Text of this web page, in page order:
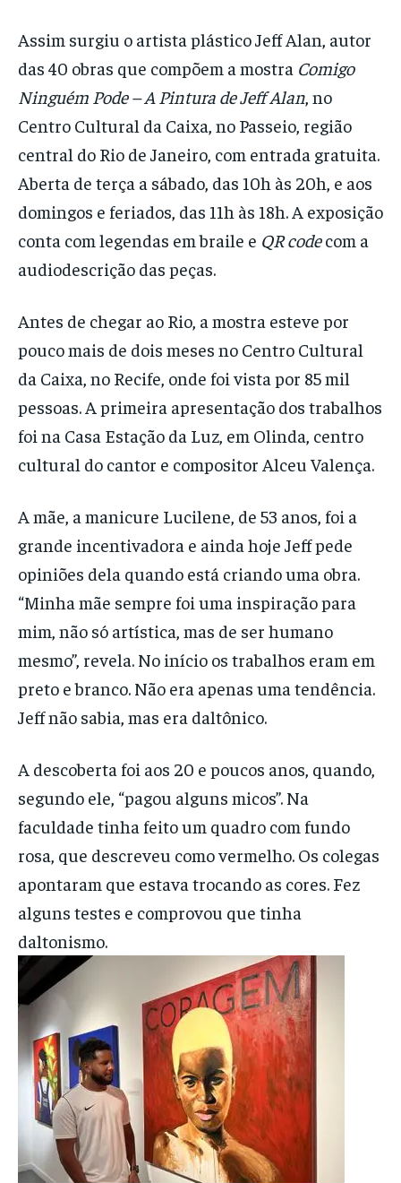
Assim surgiu o artista plástico Jeff Alan, autor
das 40 obras que compõem a mostra Comigo
Ninguém Pode – A Pintura de Jeff Alan, no
Centro Cultural da Caixa, no Passeio, região
central do Rio de Janeiro, com entrada gratuita.
Aberta de terça a sábado, das 10h às 20h, e aos
domingos e feriados, das 11h às 18h. A exposição
conta com legendas em braile e QR codecom a
audiodescrição das peças.
Antes de chegar ao Rio, a mostra esteve por
pouco mais de dois meses no Centro Cultural
da Caixa, no Recife, onde foi vista por 85 mil
pessoas. A primeira apresentação dos trabalhos
foi na Casa Estação da Luz, em Olinda, centro
cultural do cantor e compositor Alceu Valença.
A mãe, a manicure Lucilene, de 53 anos, foi a
grande incentivadora e ainda hoje Jeff pede
opiniões dela quando está criando uma obra.
“Minha mãe sempre foi uma inspiração para
mim, não só artística, mas de ser humano
mesmo”, revela. No início os trabalhos eram em
preto e branco. Não era apenas uma tendência.
Jeff não sabia, mas era daltônico.
A descoberta foi aos 20 e poucos anos, quando,
segundo ele, “pagou alguns micos”. Na
faculdade tinha feito um quadro com fundo
rosa, que descreveu como vermelho. Os colegas
apontaram que estava trocando as cores. Fez
alguns testes e comprovou que tinha
daltonismo.